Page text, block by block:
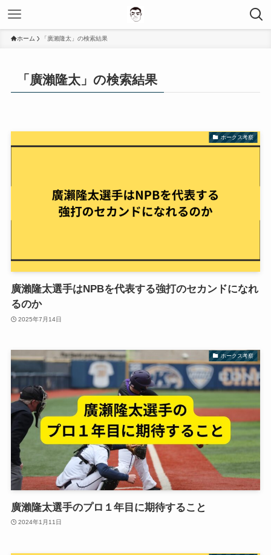
ホーム 「廣瀨隆太」の検索結果
「廣瀨隆太」の検索結果
ホークス考察
廣瀨隆太選手はNPBを代表する強打のセカンドになれ
るのか
2025年7月14日
ホークス考察
廣瀨隆太選手のプロ１年目に期待すること
2024年1月11日